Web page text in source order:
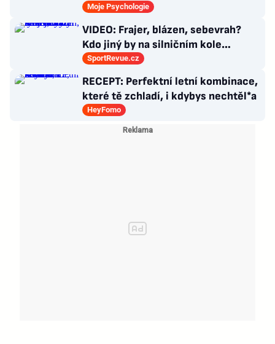
průlom v léčbě Alzheimerovy
Moje Psychologie
VIDEO: Frajer, blázen, sebevrah?
Kdo jiný by na silničním kole
dokázal tyhle triky?
SportRevue.cz
RECEPT: Perfektní letní kombinace,
které tě zchladí, i kdybys nechtěl*a
HeyFomo